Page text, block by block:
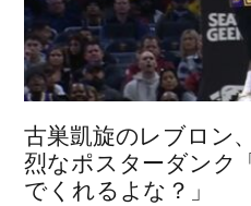
古巣凱旋のレブロン
烈なポスターダンク
でくれるよな？」